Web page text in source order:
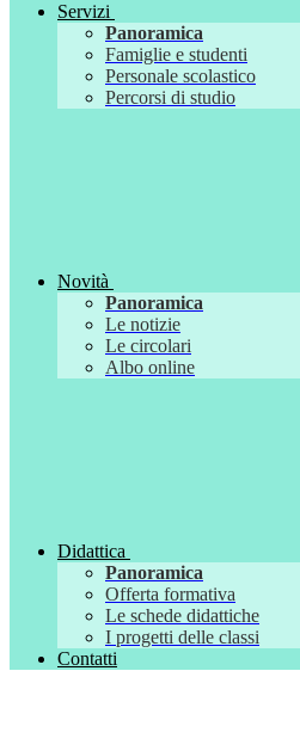
Servizi
Panoramica
Famiglie e studenti
Personale scolastico
Percorsi di studio
Novità
Panoramica
Le notizie
Le circolari
Albo online
Didattica
Panoramica
Offerta formativa
Le schede didattiche
I progetti delle classi
Contatti